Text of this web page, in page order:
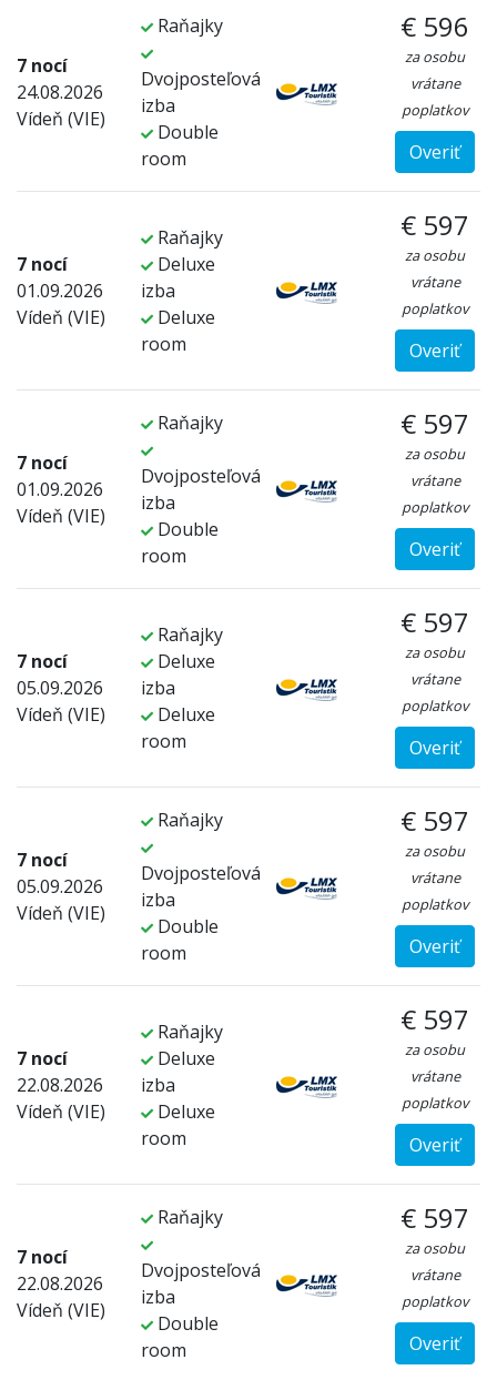
7 nocí
24.08.2026
Vídeň (VIE)
Raňajky
Dvojposteľová
izba
Double
room
€ 596
za osobu
vrátane
poplatkov
Overiť
7 nocí
01.09.2026
Vídeň (VIE)
Raňajky
Deluxe
izba
Deluxe
room
€ 597
za osobu
vrátane
poplatkov
Overiť
7 nocí
01.09.2026
Vídeň (VIE)
Raňajky
Dvojposteľová
izba
Double
room
€ 597
za osobu
vrátane
poplatkov
Overiť
7 nocí
05.09.2026
Vídeň (VIE)
Raňajky
Deluxe
izba
Deluxe
room
€ 597
za osobu
vrátane
poplatkov
Overiť
7 nocí
05.09.2026
Vídeň (VIE)
Raňajky
Dvojposteľová
izba
Double
room
€ 597
za osobu
vrátane
poplatkov
Overiť
7 nocí
22.08.2026
Vídeň (VIE)
Raňajky
Deluxe
izba
Deluxe
room
€ 597
za osobu
vrátane
poplatkov
Overiť
7 nocí
22.08.2026
Vídeň (VIE)
Raňajky
Dvojposteľová
izba
Double
room
€ 597
za osobu
vrátane
poplatkov
Overiť